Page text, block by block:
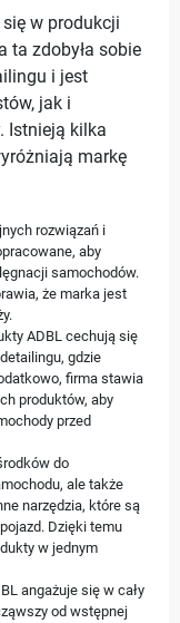
w produkcji
ta zdobyła sobie
i jest
jak i
Istnieją kilka
markę
rozwiązań i
aby
samochodów.
że marka jest
ADBL cechują się
gdzie
firma stawia
produktów, aby
przed
do
ale także
narzędzia, które są
Dzięki temu
w jednym
angażuje się w cały
od wstępnej